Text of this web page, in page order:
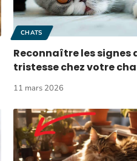
CHATS
Reconnaître les signes
tristesse chez votre
11 mars 2026